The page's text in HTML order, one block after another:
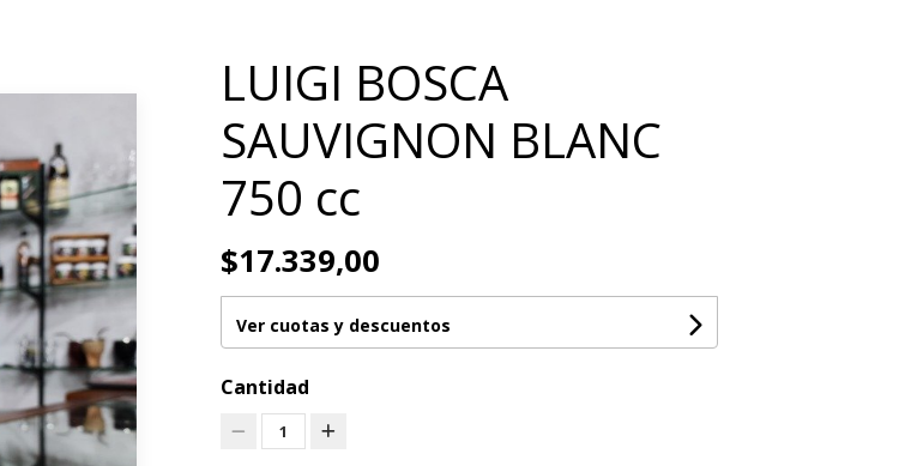
LUIGI BOSCA
SAUVIGNON BLANC
750 cc
$17.339,00
Ver cuotas y descuentos
Cantidad
1